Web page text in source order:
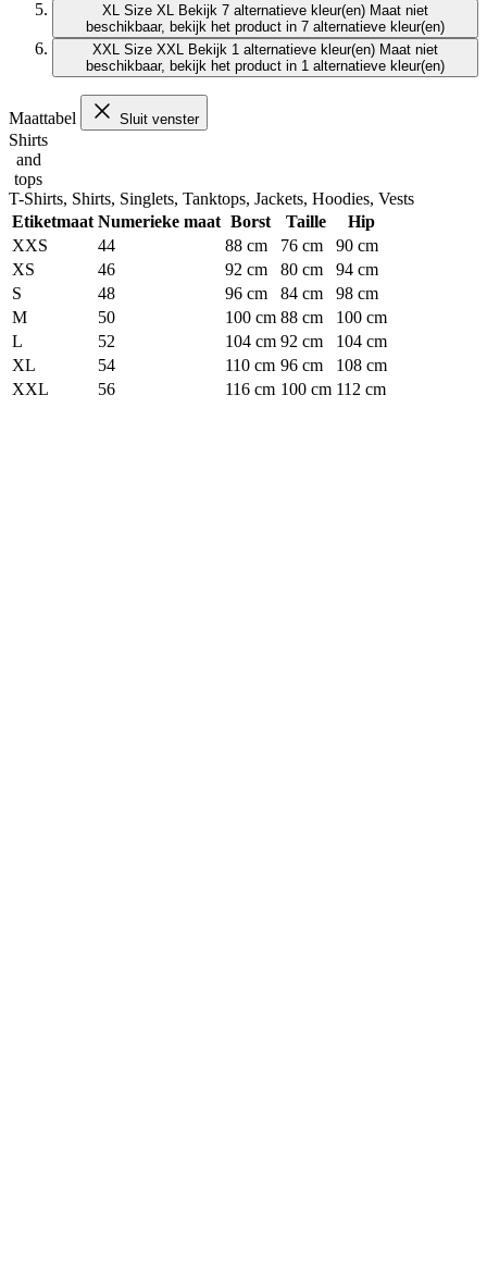
XL Size XL Bekijk 7 alternatieve kleur(en) Maat niet
beschikbaar, bekijk het product in 7 alternatieve kleur(en)
XXL Size XXL Bekijk 1 alternatieve kleur(en) Maat niet
beschikbaar, bekijk het product in 1 alternatieve kleur(en)
Maattabel Sluit venster
Shirts
and
tops
T-Shirts, Shirts, Singlets, Tanktops, Jackets, Hoodies, Vests
Etiketmaat Numerieke maat Borst Taille
Hip
XXS
44 88 cm 76 cm
90 cm
XS
46 92 cm 80 cm
94 cm
S
48 96 cm 84 cm
98 cm
M
50 100 cm 88 cm
100 cm
L
52 104 cm 92 cm
104 cm
XL
54 110 cm 96 cm
108 cm
XXL
56 116 cm 100 cm 112 cm